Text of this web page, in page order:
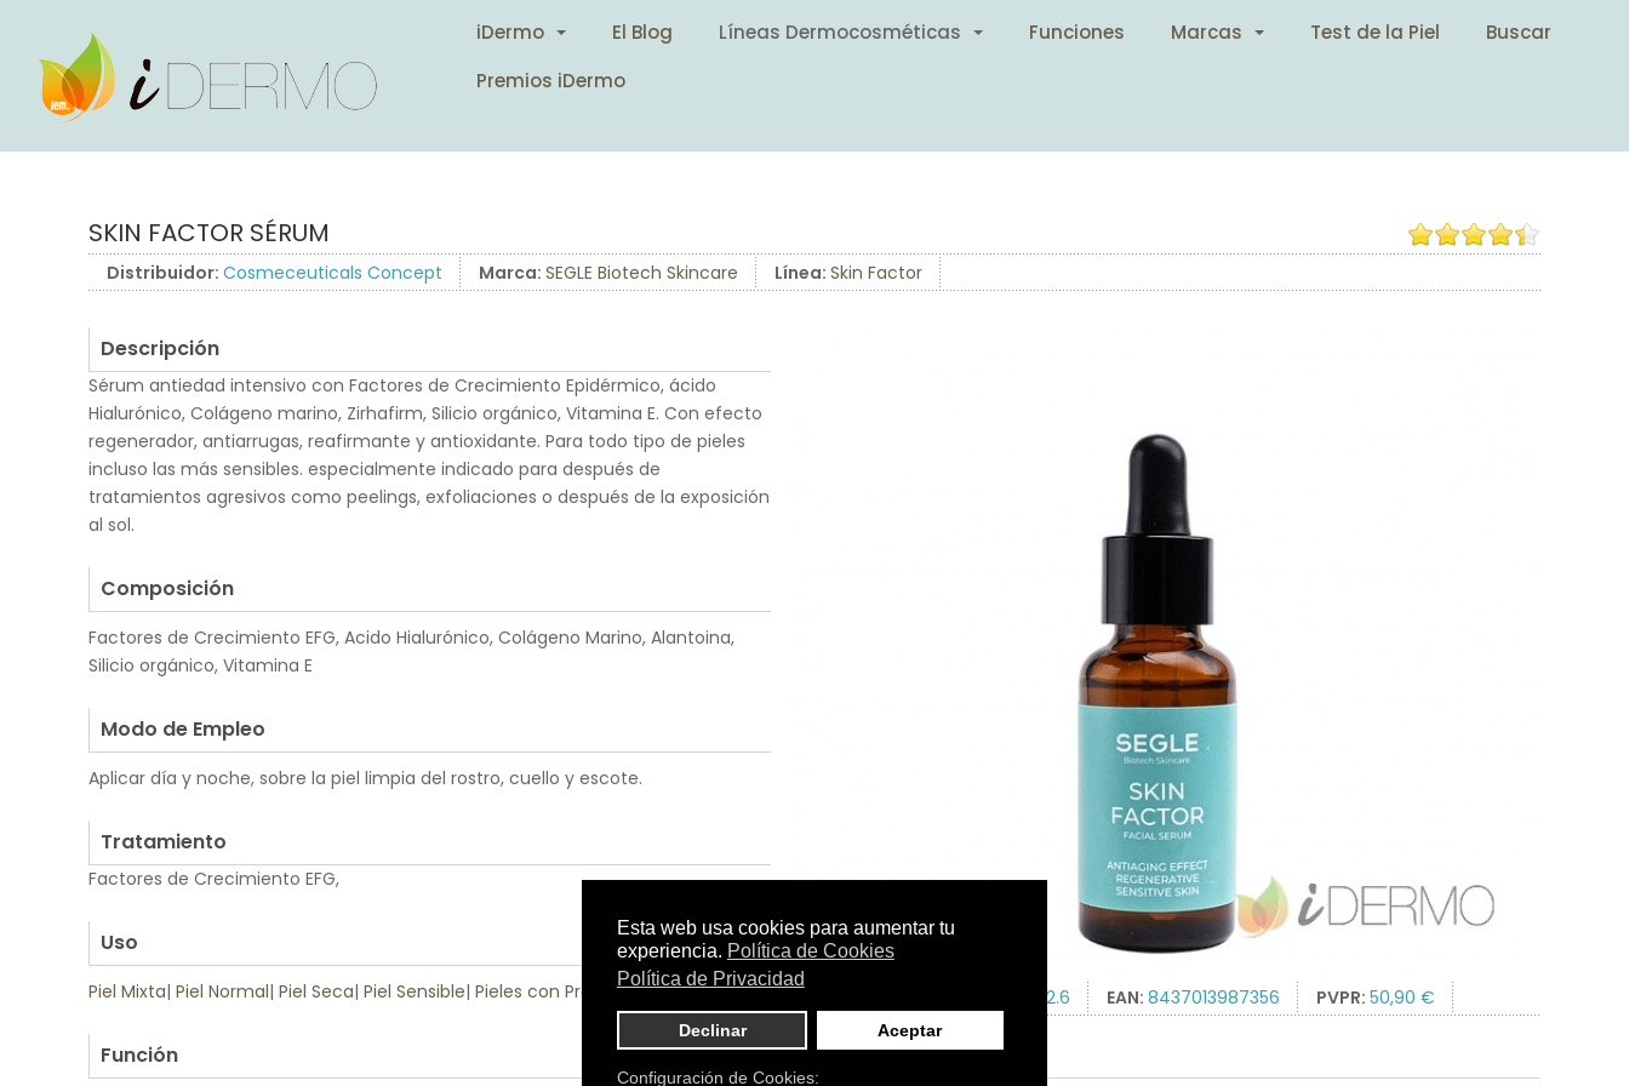
iDermo El Blog Líneas Dermocosméticas Funciones Marcas Test de la Piel
Buscar
Premios iDermo
SKIN FACTOR SÉRUM
Distribuidor: Cosmeceuticals Concept Marca: SEGLE Biotech Skincare Línea: Skin Factor
186172.6 EAN: 8437013987356 PVPR: 50,90 €
Descripción
Sérum antiedad intensivo con Factores de Crecimiento Epidérmico, ácido
Hialurónico, Colágeno marino, Zirhafirm, Silicio orgánico, Vitamina E. Con efecto
regenerador, antiarrugas, reafirmante y antioxidante. Para todo tipo de pieles
incluso las más sensibles. especialmente indicado para después de
tratamientos agresivos como peelings, exfoliaciones o después de la exposición
al sol.
Composición
Factores de Crecimiento EFG, Acido Hialurónico, Colágeno Marino, Alantoina,
Silicio orgánico, Vitamina E
Modo de Empleo
Aplicar día y noche, sobre la piel limpia del rostro, cuello y escote.
Tratamiento
Factores de Crecimiento EFG,
Uso
Piel Mixta| Piel Normal| Piel Seca| Piel Sensible| Pieles con Problemas|Rostro
Función